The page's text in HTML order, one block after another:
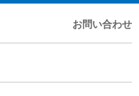
お問い合わせ